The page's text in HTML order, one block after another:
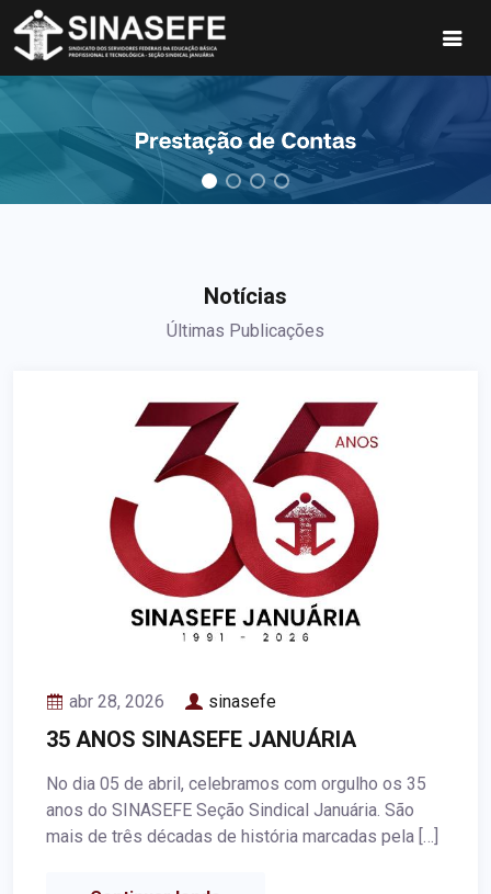
Notícias
Últimas Publicações
abr 28, 2026 sinasefe
35 ANOS SINASEFE JANUÁRIA
No dia 05 de abril, celebramos com orgulho os 35
anos do SINASEFE Seção Sindical Januária. São
mais de três décadas de história marcadas pela […]